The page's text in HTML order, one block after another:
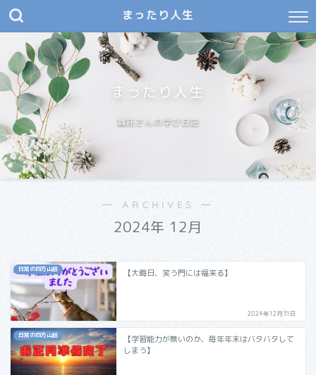
まったり人生
まったり人生
嘱託さんの学び日記
― ARCHIVES ―
2024年 12月
日常の四方山話 【大晦日、笑う門には福来る】
2024年12月31日
日常の四方山話
【学習能力が無いのか、毎年年末はバタバタして
しまう】